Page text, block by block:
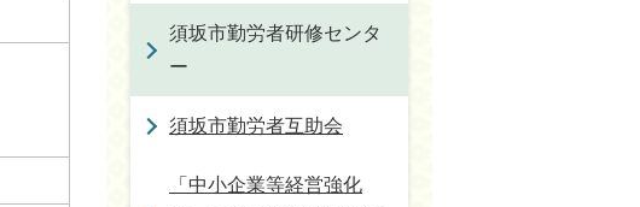
須坂市勤労者研修センタ
ー
須坂市勤労者互助会
「中小企業等経営強化